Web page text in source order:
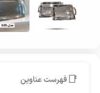
📑 فهرست عناوین